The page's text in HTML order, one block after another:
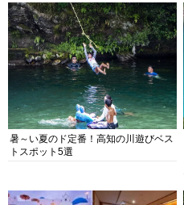
暑～い夏のド定番！高知の川遊びベス
トスポット5選